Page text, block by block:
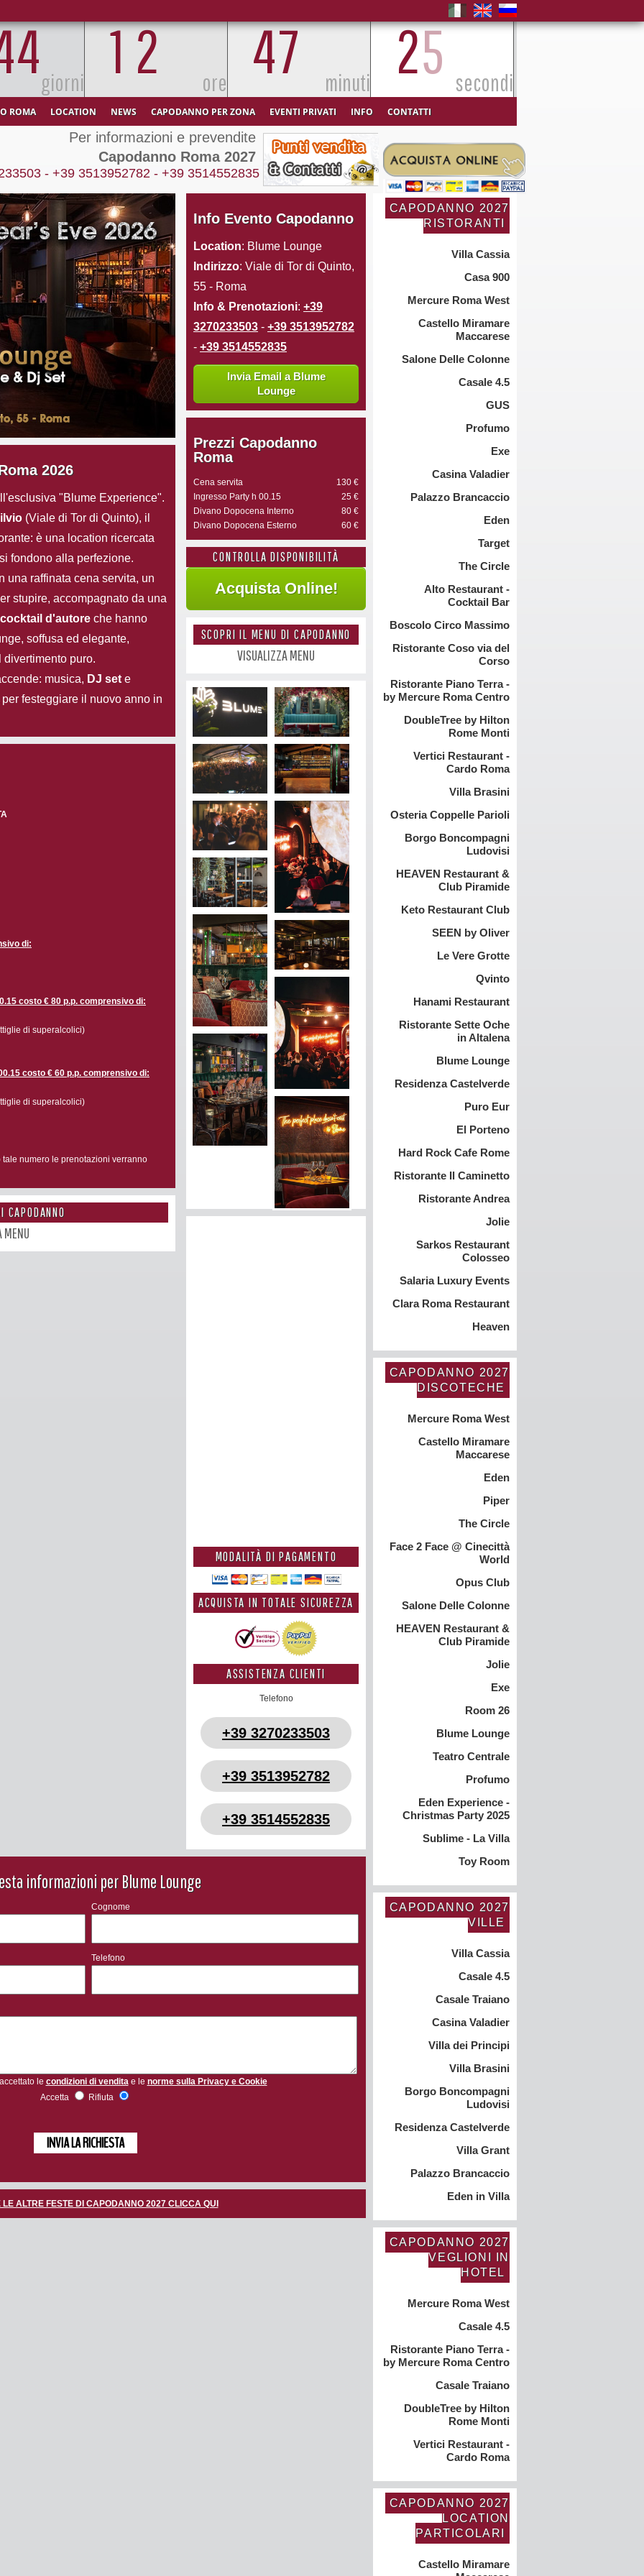
4giorni 12 ore 47 minuti 23 secondi
ROMA LOCATION NEWS CAPODANNO PER ZONA EVENTI PRIVATI INFO CONTATTI
Per informazioni e prevendite
Capodanno Roma 2027
- +39 3513952782 - +39 3514552835
2026
"Blume Experience".
(Viale di Tor di Quinto), il
è una location ricercata
fondono alla perfezione.
una raffinata cena servita, un
stupire, accompagnato da una
cocktail d'autore che hanno
soffusa ed elegante,
divertimento puro.
musica, DJ set e
festeggiare il nuovo anno in
di:
costo € 80 p.p. comprensivo di:
di superalcolici)
costo € 60 p.p. comprensivo di:
di superalcolici)
tale numero le prenotazioni verranno
CAPODANNO
MENU
Info Evento Capodanno
Location: Blume Lounge
Indirizzo: Viale di Tor di Quinto,
55 - Roma
Info & Prenotazioni: +39
3270233503 - +39 3513952782
- +39 3514552835
Invia Email a Blume
Lounge
Prezzi Capodanno
Roma
Cena servita
130 €
Ingresso Party h 00.15
25 €
Divano Dopocena Interno
80 €
Divano Dopocena Esterno
60 €
CONTROLLA DISPONIBILITÀ
SCOPRI IL MENU DI CAPODANNO
VISUALIZZA MENU
MODALITÀ DI PAGAMENTO
ACQUISTA IN TOTALE SICUREZZA
ASSISTENZA CLIENTI
Telefono
+39 3270233503
+39 3513952782
+39 3514552835
informazioni per Blume Lounge
Cognome
Telefono
le condizioni di venditae le norme sulla Privacy e Cookie
Accetta
Rifiuta
LE ALTRE FESTE DI CAPODANNO 2027 CLICCA QUI
CAPODANNO 2027
RISTORANTI
Villa Cassia
Casa 900
Mercure Roma West
Castello Miramare
Maccarese
Salone Delle Colonne
Casale 4.5
GUS
Profumo
Exe
Casina Valadier
Palazzo Brancaccio
Eden
Target
The Circle
Alto Restaurant -
Cocktail Bar
Boscolo Circo Massimo
Ristorante Coso via del
Corso
Ristorante Piano Terra -
by Mercure Roma Centro
DoubleTree by Hilton
Rome Monti
Vertici Restaurant -
Cardo Roma
Villa Brasini
Osteria Coppelle Parioli
Borgo Boncompagni
Ludovisi
HEAVEN Restaurant &
Club Piramide
Keto Restaurant Club
SEEN by Oliver
Le Vere Grotte
Qvinto
Hanami Restaurant
Ristorante Sette Oche
in Altalena
Blume Lounge
Residenza Castelverde
Puro Eur
El Porteno
Hard Rock Cafe Rome
Ristorante Il Caminetto
Ristorante Andrea
Jolie
Sarkos Restaurant
Colosseo
Salaria Luxury Events
Clara Roma Restaurant
Heaven
CAPODANNO 2027
DISCOTECHE
Mercure Roma West
Castello Miramare
Maccarese
Eden
Piper
The Circle
Face 2 Face @ Cinecittà
World
Opus Club
Salone Delle Colonne
HEAVEN Restaurant &
Club Piramide
Jolie
Exe
Room 26
Blume Lounge
Teatro Centrale
Profumo
Eden Experience -
Christmas Party 2025
Sublime - La Villa
Toy Room
CAPODANNO 2027
VILLE
Villa Cassia
Casale 4.5
Casale Traiano
Casina Valadier
Villa dei Principi
Villa Brasini
Borgo Boncompagni
Ludovisi
Residenza Castelverde
Villa Grant
Palazzo Brancaccio
Eden in Villa
CAPODANNO 2027
VEGLIONI IN
HOTEL
Mercure Roma West
Casale 4.5
Ristorante Piano Terra -
by Mercure Roma Centro
Casale Traiano
DoubleTree by Hilton
Rome Monti
Vertici Restaurant -
Cardo Roma
CAPODANNO 2027
LOCATION
PARTICOLARI
Castello Miramare